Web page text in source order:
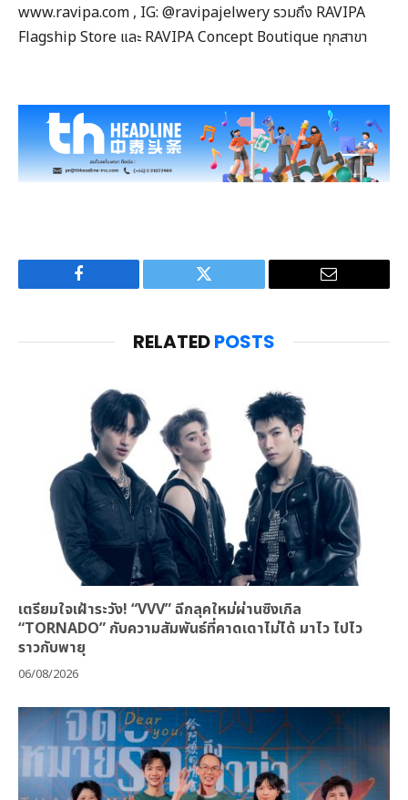
www.ravipa.com , IG: @ravipajelwery รวมถึง RAVIPA
Flagship Store และ RAVIPA Concept Boutique ทุกสาขา
Facebook Twitter Email
RELATEDPOSTS
เตรียมใจเฝ้าระวัง! “VVV” ฉีกลุคใหม่ผ่านซิงเกิล
“TORNADO” กับความสัมพันธ์ที่คาดเดาไม่ได้ มาไว ไปไว
ราวกับพายุ
06/08/2026